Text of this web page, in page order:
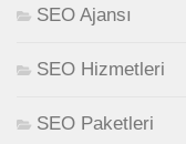
SEO Ajansı
SEO Hizmetleri
SEO Paketleri